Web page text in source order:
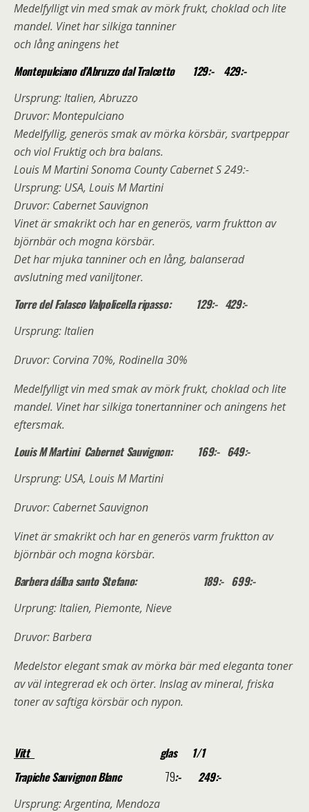
Medelfylligt vin med smak av mörk frukt, choklad och lite
mandel. Vinet har silkiga tanniner
och lång aningens het
Montepulciano d’Abruzzo dal Tralcetto 129:- 429:-
Ursprung: Italien, Abruzzo
Druvor: Montepulciano
Medelfyllig, generös smak av mörka körsbär, svartpeppar
och viol Fruktig och bra balans.
Louis M Martini Sonoma County Cabernet S 249:-
Ursprung: USA, Louis M Martini
Druvor: Cabernet Sauvignon
Vinet är smakrikt och har en generös, varm fruktton av
björnbär och mogna körsbär.
Det har mjuka tanniner och en lång, balanserad
avslutning med vaniljtoner.
Torre del Falasco Valpolicella ripasso: 129:- 429:-
Ursprung: Italien
Druvor: Corvina 70%, Rodinella 30%
Medelfylligt vin med smak av mörk frukt, choklad och lite
mandel. Vinet har silkiga tonertanniner och aningens het
eftersmak.
Louis M Martini Cabernet Sauvignon: 169:- 649:-
Ursprung: USA, Louis M Martini
Druvor: Cabernet Sauvignon
Vinet är smakrikt och har en generös varm fruktton av
björnbär och mogna körsbär.
Barbera dálba santo Stefano: 189:- 699:-
Urprung: Italien, Piemonte, Nieve
Druvor: Barbera
Medelstor elegant smak av mörka bär med eleganta toner
av väl integrerad ek och örter. Inslag av mineral, friska
toner av saftiga körsbär och nypon.
Vitt
glas 1/1
Trapiche Sauvignon Blanc
79:- 249:-
Ursprung: Argentina, Mendoza